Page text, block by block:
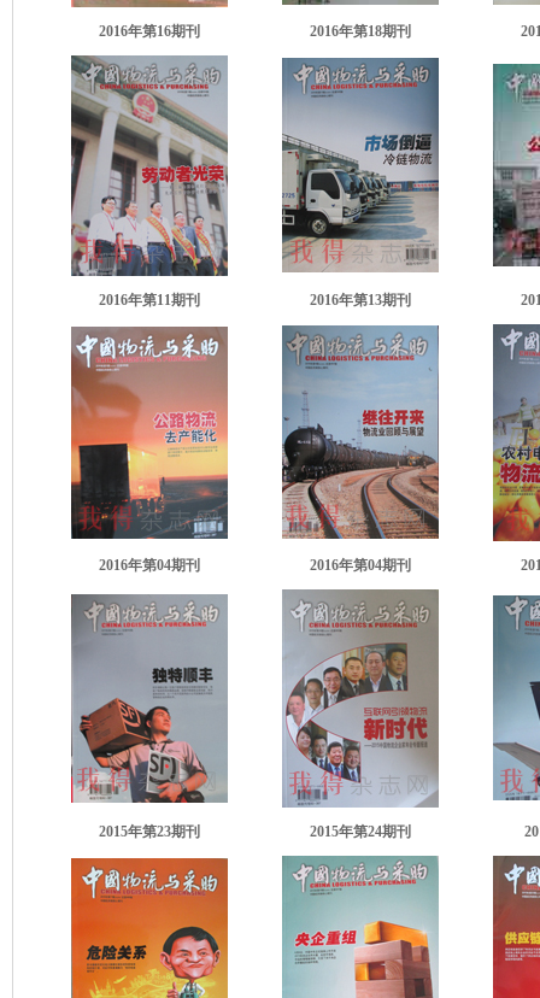
2016年第16期刊 2016年第18期刊
2016年第11期刊 2016年第13期刊
2016年第04期刊 2016年第04期刊
2015年第23期刊 2015年第24期刊